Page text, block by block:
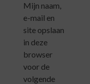
Mijn naam,
e-mail en
site opslaan
in deze
browser
voor de
volgende